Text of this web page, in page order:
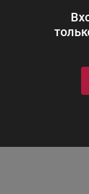
Czar's Original